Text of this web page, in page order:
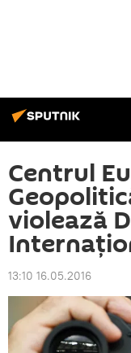
Centrul
violează
13:10 16.05.2016